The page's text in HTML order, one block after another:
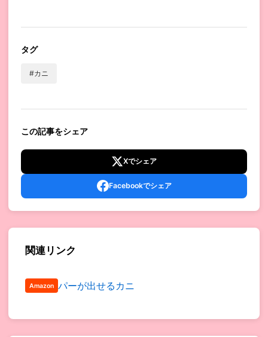
タグ
#カニ
この記事をシェア
Xでシェア
Facebookでシェア
関連リンク
Amazon パーが出せるカニ